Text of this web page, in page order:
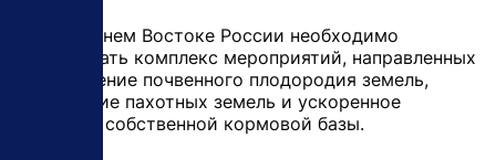
- На Дальнем Востоке России необходимо
реализовать комплекс мероприятий, направленных
на улучшение почвенного плодородия земель,
увеличение пахотных земель и ускоренное
создание собственной кормовой базы.